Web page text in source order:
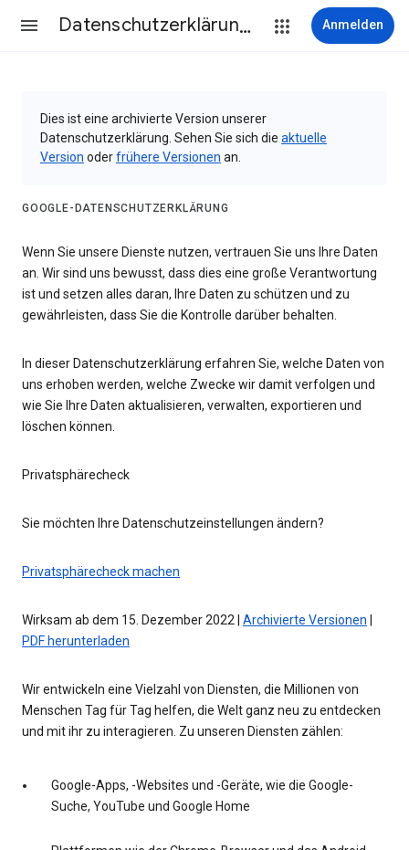
Datenschutzerklärung & Nutzungsbedingungen Anmelden
Dies ist eine archivierte Version unserer
Datenschutzerklärung. Sehen Sie sich die aktuelle
Version oderfrühere Versionen an.
GOOGLE-DATENSCHUTZERKLÄRUNG
Wenn Sie unsere Dienste nutzen, vertrauen Sie uns Ihre Daten
an. Wir sind uns bewusst, dass dies eine große Verantwortung
ist und setzen alles daran, Ihre Daten zu schützen und zu
gewährleisten, dass Sie die Kontrolle darüber behalten.
In dieser Datenschutzerklärung erfahren Sie, welche Daten von
uns erhoben werden, welche Zwecke wir damit verfolgen und
wie Sie Ihre Daten aktualisieren, verwalten, exportieren und
löschen können.
Privatsphärecheck
Sie möchten Ihre Datenschutzeinstellungen ändern?
Privatsphärecheck machen
Wirksam ab dem 15. Dezember 2022 | Archivierte Versionen
PDF herunterladen
Wir entwickeln eine Vielzahl von Diensten, die Millionen von
Menschen Tag für Tag helfen, die Welt ganz neu zu entdecken
und mit ihr zu interagieren. Zu unseren Diensten zählen:
Google-Apps, -Websites und -Geräte, wie die Google-
Suche, YouTube und Google Home